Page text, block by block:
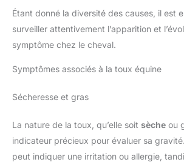
Étant donné la diversité des causes, il est
surveiller attentivement l’apparition et
symptôme chez le cheval.
Symptômes associés à la toux équine
Sécheresse et gras
La nature de la toux, qu’elle soit sèche ou
indicateur précieux pour évaluer sa
peut indiquer une irritation ou allergie,